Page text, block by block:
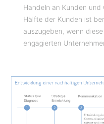
Handeln an Kunden
Hälfte der Kunden ist
auszugeben, wenn
engagierten